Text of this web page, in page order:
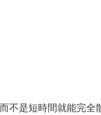
是短時間就能完全